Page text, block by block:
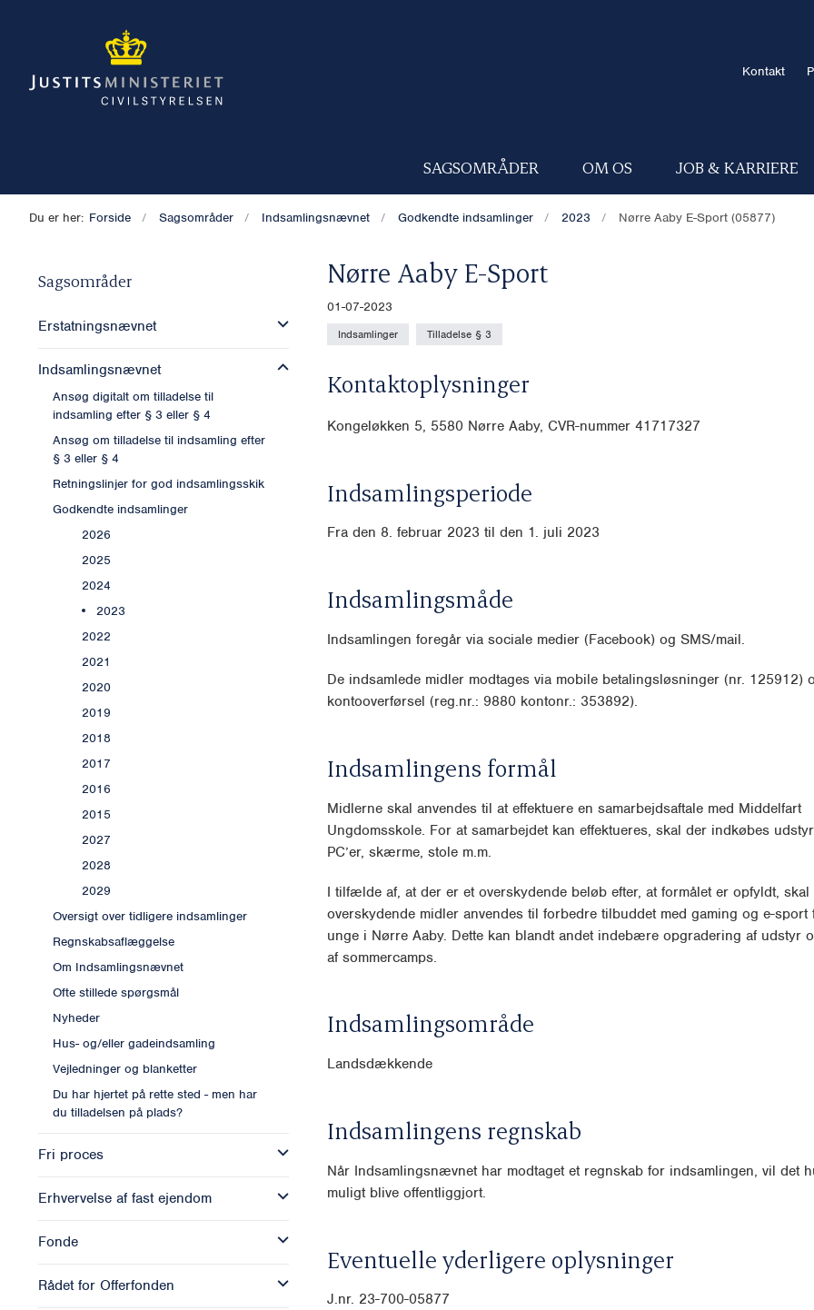
Kontakt
SAGSOMRÅDER OM OS JOB & KARRIERE
Du er her: Forside Sagsområder Indsamlingsnævnet Godkendte indsamlinger 2023 Nørre Aaby E-Sport (05877)
Sagsområder
Erstatningsnævnet
Indsamlingsnævnet
Ansøg digitalt om tilladelse til
indsamling efter § 3 eller § 4
Ansøg om tilladelse til indsamling efter
§ 3 eller § 4
Retningslinjer for god indsamlingsskik
Godkendte indsamlinger
2026
2025
2024
2023
2022
2021
2020
2019
2018
2017
2016
2015
2027
2028
2029
Oversigt over tidligere indsamlinger
Regnskabsaflæggelse
Om Indsamlingsnævnet
Ofte stillede spørgsmål
Nyheder
Hus- og/eller gadeindsamling
Vejledninger og blanketter
Du har hjertet på rette sted - men har
du tilladelsen på plads?
Fri proces
Erhvervelse af fast ejendom
Fonde
Rådet for Offerfonden
Nørre Aaby E-Sport
01-07-2023
Indsamlinger Tilladelse § 3
Kontaktoplysninger
Kongeløkken 5, 5580 Nørre Aaby, CVR-nummer 41717327
Indsamlingsperiode
Fra den 8. februar 2023 til den 1. juli 2023
Indsamlingsmåde
Indsamlingen foregår via sociale medier (Facebook) og SMS/mail.
De indsamlede midler modtages via mobile betalingsløsninger (nr. 125912)
kontooverførsel (reg.nr.: 9880 kontonr.: 353892).
Indsamlingens formål
Midlerne skal anvendes til at effektuere en samarbejdsaftale med Middelfart
Ungdomsskole. For at samarbejdet kan effektueres, skal der indkøbes
PC’er, skærme, stole m.m.
I tilfælde af, at der er et overskydende beløb efter, at formålet er opfyldt, skal
overskydende midler anvendes til forbedre tilbuddet med gaming og e-
unge i Nørre Aaby. Dette kan blandt andet indebære opgradering af udstyr
af sommercamps.
Indsamlingsområde
Landsdækkende
Indsamlingens regnskab
Når Indsamlingsnævnet har modtaget et regnskab for indsamlingen, vil det
muligt blive offentliggjort.
Eventuelle yderligere oplysninger
J.nr. 23-700-05877